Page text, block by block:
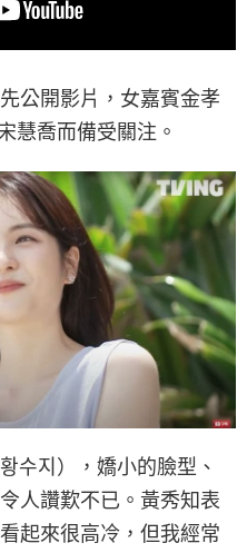
公開影片，女嘉賓金孝
慧喬而備受關注。
수지），嬌小的臉型、
人讚歎不已。黃秀知表
起來很高冷，但我經常